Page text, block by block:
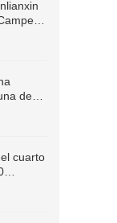
de
en
cuarto